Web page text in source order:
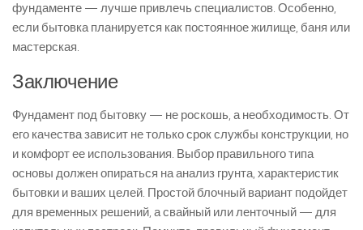
фундаменте — лучше привлечь специалистов. Особенно,
если бытовка планируется как постоянное жилище, баня или
мастерская.
Заключение
Фундамент под бытовку — не роскошь, а необходимость. От
его качества зависит не только срок службы конструкции, но
и комфорт ее использования. Выбор правильного типа
основы должен опираться на анализ грунта, характеристик
бытовки и ваших целей. Простой блочный вариант подойдет
для временных решений, а свайный или ленточный — для